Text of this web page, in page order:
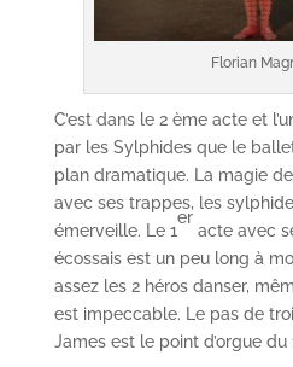
Florian
C’est dans le 2 ème acte et
par les Sylphides que le
plan dramatique. La magie
avec ses trappes, les
émerveille. Le 1
er
acte avec
écossais est un peu long à
assez les 2 héros danser,
est impeccable. Le pas de
James est le point d’orgue du